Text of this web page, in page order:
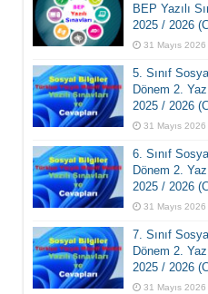
BEP Yazılı
2025 / 2026
31 Mayıs 2026
5. Sınıf
Dönem 2.
2025 / 2026
31 Mayıs 2026
6. Sınıf
Dönem 2.
2025 / 2026
31 Mayıs 2026
7. Sınıf
Dönem 2.
2025 / 2026
31 Mayıs 2026